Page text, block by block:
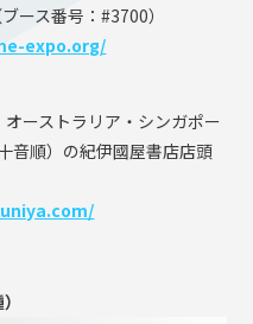
ース番号：#3700）
expo.org/
ーストラリア・シンガポー
音順）の紀伊國屋書店店頭